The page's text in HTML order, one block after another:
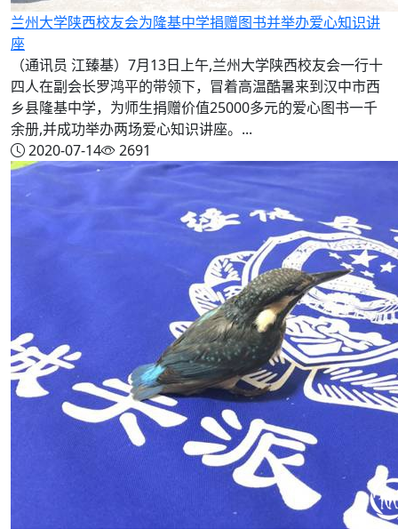
兰州大学陕西校友会为隆基中学捐赠图书并举办爱心知识讲
座
（通讯员 江臻基）7月13日上午,兰州大学陕西校友会一行十
四人在副会长罗鸿平的带领下，冒着高温酷暑来到汉中市西
乡县隆基中学，为师生捐赠价值25000多元的爱心图书一千
余册,并成功举办两场爱心知识讲座。...
2020-07-14
2691